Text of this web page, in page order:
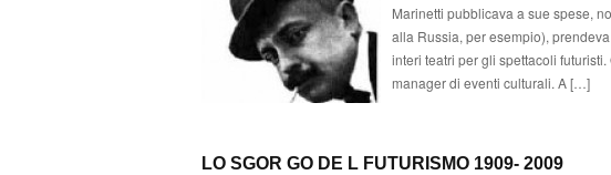
Marinetti pubblicava a sue spese,
alla Russia, per esempio),
interi teatri per gli spettacoli
manager di eventi culturali. A […]
LO SGOR GO DE L FUTURISMO 1909- 2009